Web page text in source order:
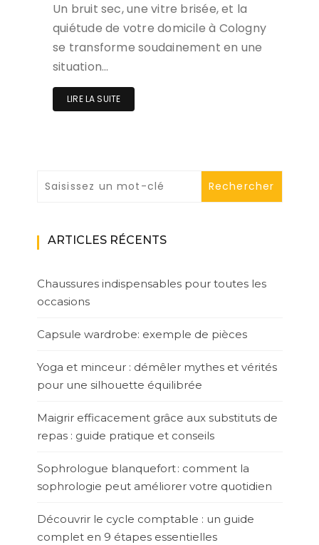
Un bruit sec, une vitre brisée, et la
quiétude de votre domicile à Cologny
se transforme soudainement en une
situation…
LIRE LA SUITE
ARTICLES RÉCENTS
Chaussures indispensables pour toutes les
occasions
Capsule wardrobe: exemple de pièces
Yoga et minceur : démêler mythes et vérités
pour une silhouette équilibrée
Maigrir efficacement grâce aux substituts de
repas : guide pratique et conseils
Sophrologue blanquefort : comment la
sophrologie peut améliorer votre quotidien
Découvrir le cycle comptable : un guide
complet en 9 étapes essentielles